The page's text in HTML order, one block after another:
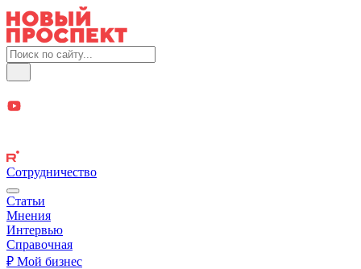
Сотрудничество
Статьи
Мнения
Интервью
Справочная
₽ Мой бизнес